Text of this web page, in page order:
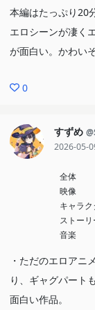
本編はたっぷり20
エロシーンが凄く
が面白い。かわい
0
すずめ
2026-05-
全体
映像
キャラク
ストーリ
音楽
・ただのエロアニ
り、ギャグパート
面白い作品。